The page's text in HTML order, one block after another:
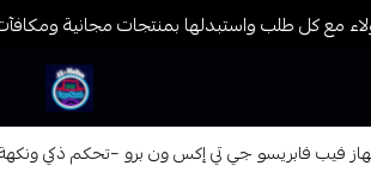
مع كل طلب واستبدلها بمنتجات مجانية ومكافآت
فيب المدينة
فيب فابريسو جي تي إكس ون برو –تحكم ذكي